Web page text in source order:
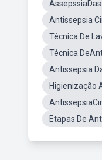
Antissepsia
Técnica De
Técnica
Antissepsia
Higienização
Etapas De